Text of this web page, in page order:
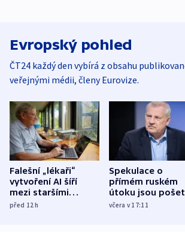
Evropský pohled
ČT24 každý den vybírá z obsahu
veřejnými médii, členy Eurovize.
Falešní „lékaři“
vytvoření AI šíří
mezi staršími
Poláky nebezpečné
před 12h
Spekulace o
přímém ruském
útoku jsou
míní estonský
včera v 17:11